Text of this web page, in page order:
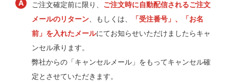
ご注文確定前に限り、 ご注文時に自動配信されるご注文
メールのリターン 、もしくは、
「受注番号」、「お名
前」を入れたメールにてお知らせいただけましたらキャ
ンセル承ります。
弊社からの「キャンセルメール」をもってキャンセル確
定とさせていただきます。